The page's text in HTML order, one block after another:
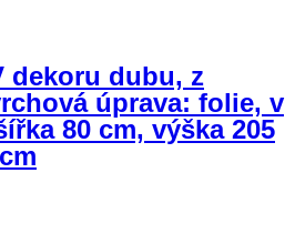
dekoru dubu, z
úprava: folie, v
80 cm, výška 205